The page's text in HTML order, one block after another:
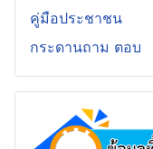
คู่มือประชาชน
กระดานถาม ตอบ